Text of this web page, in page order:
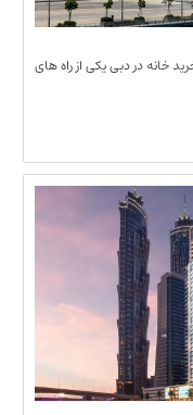
از راه های